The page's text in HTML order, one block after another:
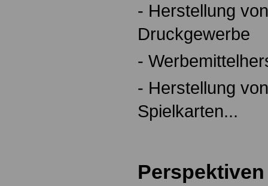
- Herstellung
Druckgewerbe
-
- Herstellung
Spielkarten...
Perspektiven